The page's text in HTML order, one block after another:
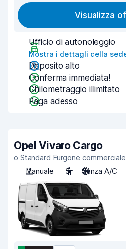
Visualizza
Ufficio di autonoleggio
Mostra i dettagli della
Deposito alto
Conferma immediata!
Chilometraggio illimitato
Paga adesso
Opel Vivaro Cargo
o Standard Furgone
Manuale
3 Senza A/C